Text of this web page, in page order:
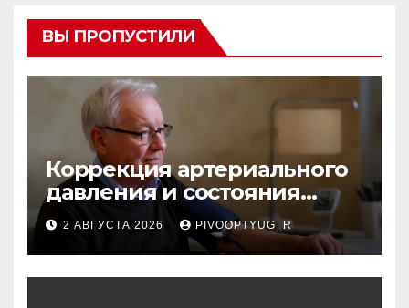
ВЫ ПРОПУСТИЛИ
Коррекция артериального
давления и состояния
сосудов в профилактике
инсульта
2 АВГУСТА 2026 PIVOOPTYUG_R